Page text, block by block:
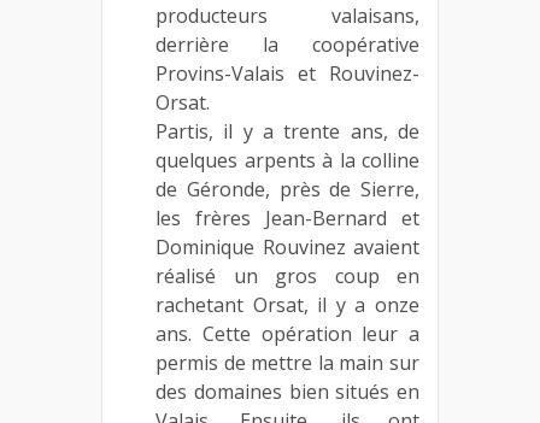
producteurs valaisans,
derrière la coopérative
Provins-Valais et Rouvinez-
Orsat.
Partis, il y a trente ans, de
quelques arpents à la colline
de Géronde, près de Sierre,
les frères Jean-Bernard et
Dominique Rouvinez avaient
réalisé un gros coup en
rachetant Orsat, il y a onze
ans. Cette opération leur a
permis de mettre la main sur
des domaines bien situés en